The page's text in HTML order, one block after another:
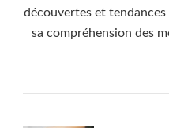
découvertes et
sa compréhension des